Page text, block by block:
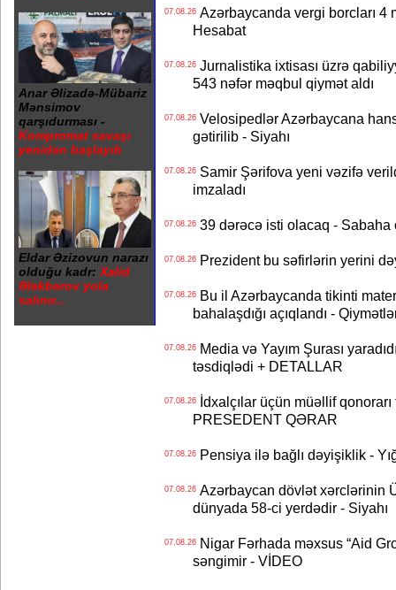
Anar Əlizadə-Mübariz
Mənsimov
qarşıdurması -
Kompromat savaşı
yenidən başlayıb
Eldar Əzizovun narazı
olduğu kadr: Xalid
Ələkbərov yola
salınır...
07.08.26Azərbaycanda vergi borcları 4
Hesabat
07.08.26Jurnalistika ixtisası üzrə
543 nəfər məqbul qiymət aldı
07.08.26Velosipedlər Azərbaycana
gətirilib - Siyahı
07.08.26Samir Şərifova yeni vəzifə
imzaladı
07.08.2639 dərəcə isti olacaq - Sabaha
07.08.26Prezident bu səfirlərin yerini
07.08.26Bu il Azərbaycanda tikinti
bahalaşdığı açıqlandı -
07.08.26Media və Yayım Şurası
təsdiqlədi + DETALLAR
07.08.26İdxalçılar üçün müəllif
PRESEDENT QƏRAR
07.08.26Pensiya ilə bağlı dəyişiklik -
07.08.26Azərbaycan dövlət xərclərinin
dünyada 58-ci yerdədir - Siyahı
07.08.26Nigar Fərhada məxsus “Aid
səngimir - VİDEO